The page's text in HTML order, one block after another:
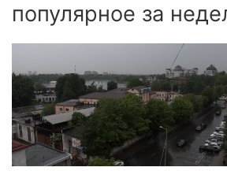
популярное за